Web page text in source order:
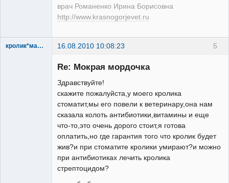
врач Романенко Ирина Борисовна
http://www.krasnogorjevet.ru
5
кролик*маська 16.08.2010 10:08:23
Зарегистрированный
Re: Мокрая мордочка
Здравствуйте!
скажите пожалуйста,у моего кролика
стоматит,мы его повели к ветеринару,она нам
сказала колоть антибиотики,витамины и еще
что-то,это очень дорого стоит,я готова
оплатить,но где гарантия того что кролик будет
жив?и при стоматите кролики умирают?и можно
при антибиотиках лечить кролика
стрептоцидом?